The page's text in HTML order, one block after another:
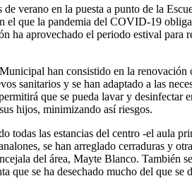
verano en la puesta a punto de la
que la pandemia del COVID-19
ha aprovechado el periodo estival
han consistido en la
sanitarios y se han adaptado a las
que se pueda lavar y
hijos, minimizando así riesgos.
todas las estancias del centro -el aula
se han arreglado cerraduras y
del área, Mayte Blanco. También
que se ha desechado mucho del que